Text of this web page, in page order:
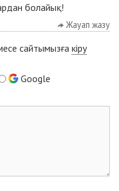
болайық!
Жауап жазу
сайтымызға кіру
Google